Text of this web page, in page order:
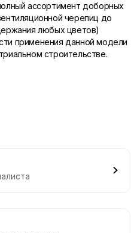
ассортимент доборных
черепиц до
любых цветов)
применения данной модели
строительстве.